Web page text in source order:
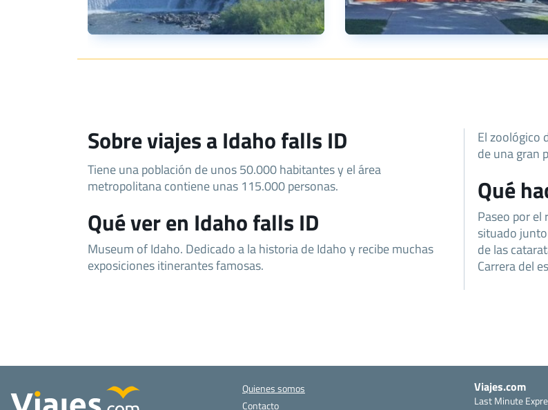
Sobre viajes a Idaho falls ID
Tiene una población de unos 50.000 habitantes y el área
metropolitana contiene unas 115.000 personas.
Qué ver en Idaho falls ID
Museum of Idaho. Dedicado a la historia de Idaho y recibe muchas
exposiciones itinerantes famosas.
El zoológico
de una gran
Qué
Paseo por el
situado
de las
Carrera del
Quienes somos
Contacto
Viajes.com
Last Minute